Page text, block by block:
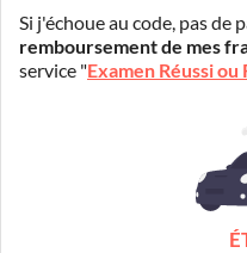
Si j'échoue au code, pas de
remboursement de mes
service "Examen Réussi ou